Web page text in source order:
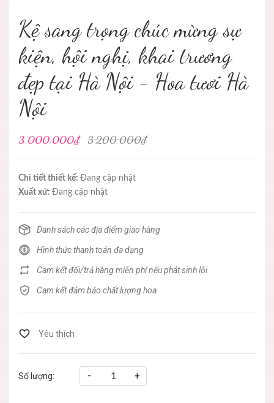
Kệ sang trọng chúc mừng sự
kiện, hội nghị, khai trương
đẹp tại Hà Nội - Hoa tươi Hà
Nội
3.000.000₫ 3.200.000₫
Chi tiết thiết kế: Đang cập nhật
Xuất xứ: Đang cập nhật
Danh sách các địa điểm giao hàng
Hình thức thanh toán đa dạng
Cam kết đổi/trả hàng miễn phí nếu phát sinh lỗi
Cam kết đảm bảo chất lượng hoa
Số lượng: - +